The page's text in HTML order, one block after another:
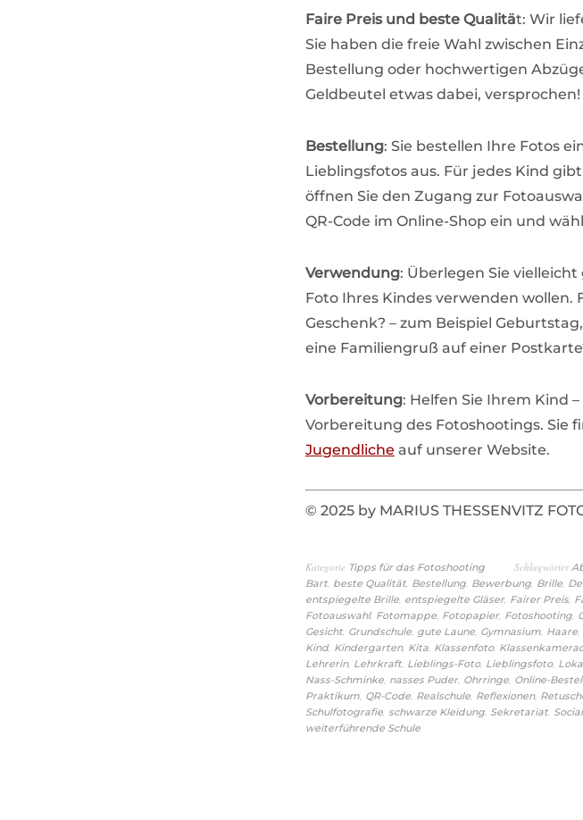
Faire Preis und beste Qualität: Wir
Sie haben die freie Wahl zwischen
Bestellung oder hochwertigen
Geldbeutel etwas dabei, versprochen!
Bestellung: Sie bestellen Ihre Fotos
Lieblingsfotos aus. Für jedes Kind
öffnen Sie den Zugang zur
QR-Code im Online-Shop ein und
Verwendung: Überlegen Sie
Foto Ihres Kindes verwenden wollen.
Geschenk? – zum Beispiel
eine Familiengruß auf einer
Vorbereitung: Helfen Sie Ihrem Kind
Vorbereitung des Fotoshootings. Sie
Jugendliche auf unserer Website.
© 2025 by MARIUS THESSENVITZ
Kategorie Tipps für das Fotoshooting Schlagwörter
Bart, beste Qualität, Bestellung, Bewerbung, Brille,
entspiegelte Brille, entspiegelte Gläser, Fairer Preis,
Fotoauswahl, Fotomappe, Fotopapier, Fotoshooting,
Gesicht, Grundschule, gute Laune, Gymnasium, Haare,
Kind, Kindergarten, Kita, Klassenfoto,
Lehrerin, Lehrkraft, Lieblings-Foto, Lieblingsfoto,
Nass-Schminke, nasses Puder, Ohrringe, Online-
Praktikum, QR-Code, Realschule, Reflexionen,
Schulfotografie, schwarze Kleidung, Sekretariat,
weiterführende Schule